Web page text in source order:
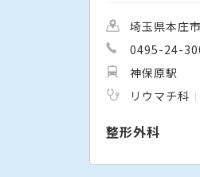
埼玉県本庄
0495-24-
神保原駅
リウマチ科
整形外科